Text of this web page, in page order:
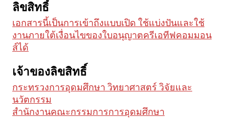
ลิขสิทธิ์
เอกสารนี้เป็นการเข้าถึงแบบเปิด ใช้แบ่งปันและใช้
งานภายใต้เงื่อนไขของใบอนุญาตครีเอทีฟคอมมอน
ส์ได้
เจ้าของลิขสิทธิ์
กระทรวงการอุดมศึกษา วิทยาศาสตร์ วิจัยและ
นวัตกรรม
สำนักงานคณะกรรมการการอุดมศึกษา